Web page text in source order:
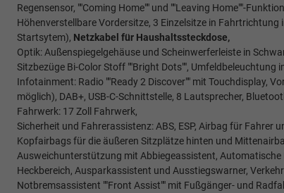
Regensensor, ""Coming Home"" und ""Leaving Home""-
Höhenverstellbare Vordersitze, 3 Einzelsitze in
Startsytem), Netzkabel für Haushaltssteckdose,
Optik: Außenspiegelgehäuse und Scheinwerferleiste in
Sitzbezüge Bi-Color Stoff ""Bright Dots"", Umfeldbeleuchtung
Infotainment: Radio ""Ready 2 Discover"" mit Touchdisplay,
möglich), DAB+, USB-C-Schnittstelle, 8 Lautsprecher,
Fahrwerk: 17 Zoll Fahrwerk,
Sicherheit und Fahrerassistenz: ABS, ESP, Airbag für
Kopfairbags für die äußeren Sitzplätze hinten und
Ausweichunterstützung mit Abbiegeassistent, Automatische
Heckbereich, Ausparkassistent und Ausstiegswarner,
Notbremsassistent ""Front Assist"" mit Fußgänger- und